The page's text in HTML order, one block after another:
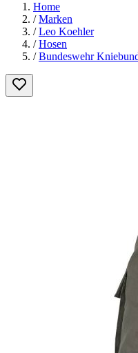
Home
/ Marken
/ Leo Koehler
/ Hosen
/ Bundeswehr